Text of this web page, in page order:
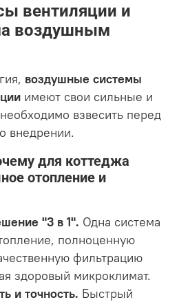
вентиляции и
воздушным
воздушные системы
имеют свои сильные и
взвесить перед
внедрении.
для коттеджа
отопление и
"3 в 1". Одна система
полноценную
фильтрацию
здоровый микроклимат.
и точность. Быстрый